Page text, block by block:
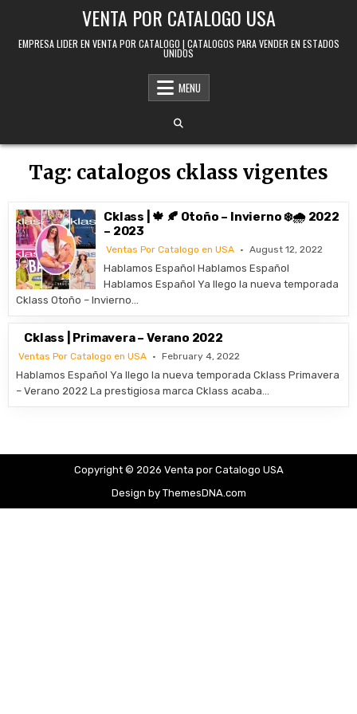
VENTA POR CATALOGO USA
EMPRESA LIDER EN VENTA POR CATALOGO | CATALOGOS PARA VENDER EN ESTADOS
UNIDOS
MENU
Tag: catalogos cklass vigentes
Cklass | 🍁 🍂 Otoño – Invierno ❄️🌧️ 2022
– 2023
Ventas Por Catalogo en USA August 12, 2022
Hablamos Español Hablamos Español
Hablamos Español Ya llego la nueva temporada
Cklass Otoño – Invierno…
Cklass | Primavera – Verano 2022
Ventas Por Catalogo en USA February 4, 2022
Hablamos Español Ya llego la nueva temporada Cklass Primavera
– Verano 2022 La prestigiosa marca Cklass acaba…
Copyright © 2026 Venta por Catalogo USA
Design by ThemesDNA.com